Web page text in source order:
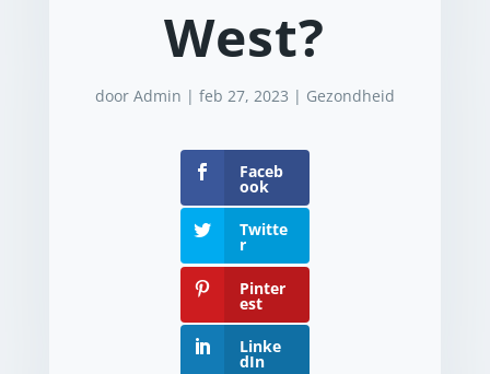
West?
door Admin | feb 27, 2023 | Gezondheid
Faceb
ook
Twitte
r
Pinter
est
Linke
dIn